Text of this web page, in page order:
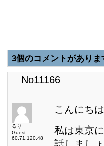
3個のコメントがあり
No11166
るり
Guest
60.71.120.48
こんにちは
私は東京